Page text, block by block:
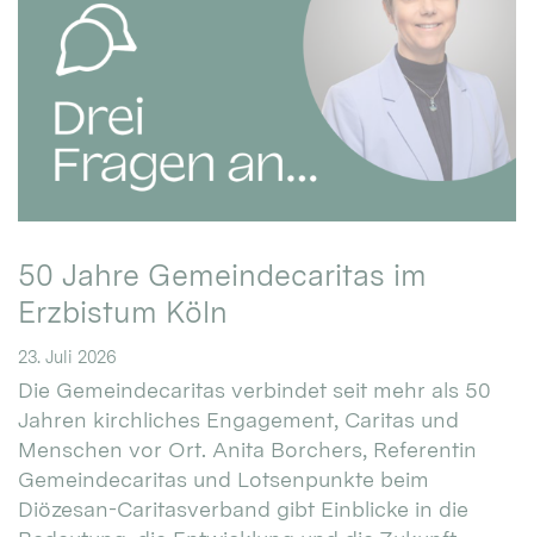
50 Jahre Gemeindecaritas im
Erzbistum Köln
23. Juli 2026
Die Gemeindecaritas verbindet seit mehr als 50
Jahren kirchliches Engagement, Caritas und
Menschen vor Ort. Anita Borchers, Referentin
Gemeindecaritas und Lotsenpunkte beim
Diözesan-Caritasverband gibt Einblicke in die